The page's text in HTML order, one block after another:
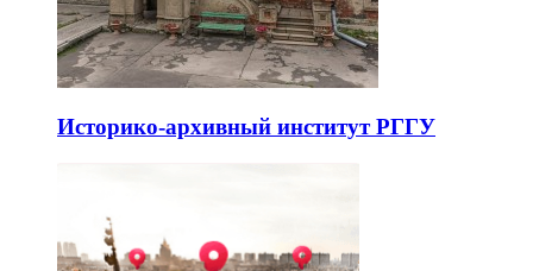
Историко-архивный институт РГГУ